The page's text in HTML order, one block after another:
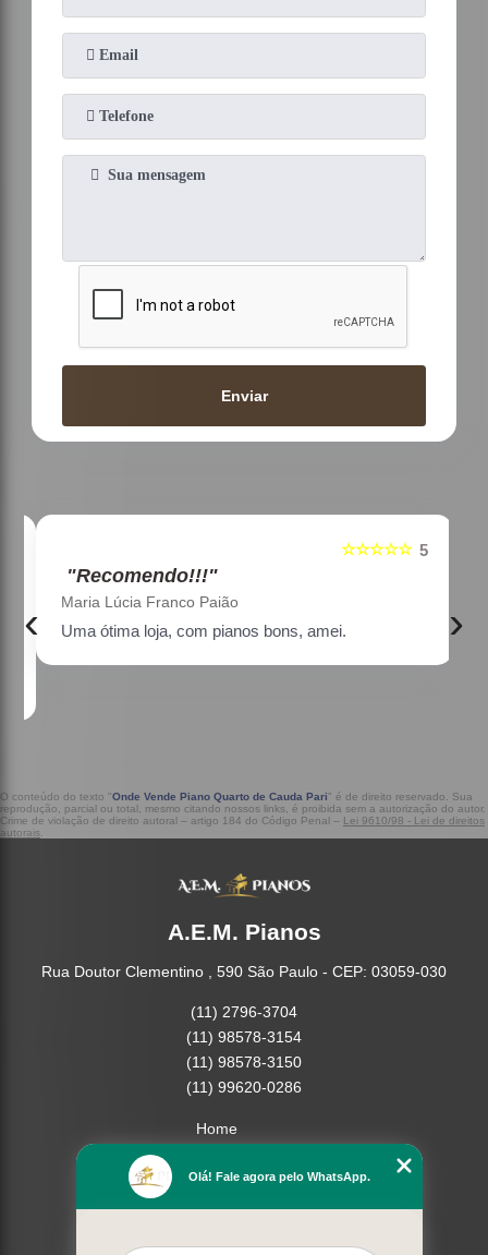
Enviar
5
☆☆☆☆☆
"Recomendo!!!"
Maria Lúcia Franco Paião
Uma ótima loja, com pianos bons, amei.
‹ ›
O conteúdo do texto "Onde Vende Piano Quarto de Cauda Pari" é de direito reservado. Sua
reprodução, parcial ou total, mesmo citando nossos links, é proibida sem a autorização do autor.
Crime de violação de direito autoral – artigo 184 do Código Penal – Lei 9610/98 - Lei de direitos
autorais
A.E.M. Pianos
Rua Doutor Clementino , 590 São Paulo - CEP: 03059-030
(11) 2796-3704
(11) 98578-3154
(11) 98578-3150
(11) 99620-0286
Home
Missão
Olá! Fale agora pelo WhatsApp.